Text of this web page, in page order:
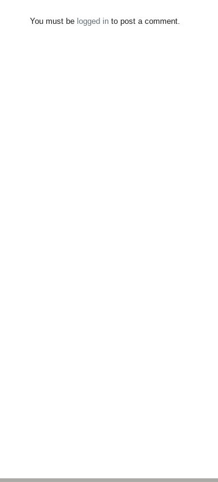
You must be logged in to post a comment.